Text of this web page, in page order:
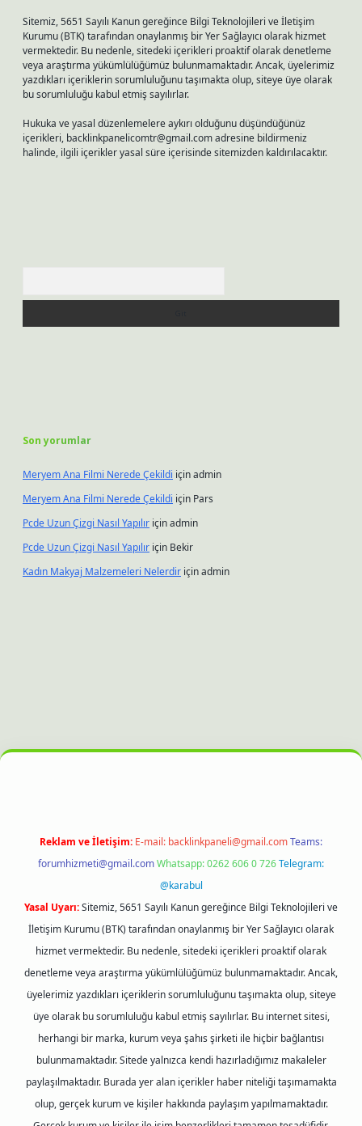
Sitemiz, 5651 Sayılı Kanun gereğince Bilgi Teknolojileri ve İletişim
Kurumu (BTK) tarafından onaylanmış bir Yer Sağlayıcı olarak hizmet
vermektedir. Bu nedenle, sitedeki içerikleri proaktif olarak denetleme
veya araştırma yükümlülüğümüz bulunmamaktadır. Ancak, üyelerimiz
yazdıkları içeriklerin sorumluluğunu taşımakta olup, siteye üye olarak
bu sorumluluğu kabul etmiş sayılırlar.
Hukuka ve yasal düzenlemelere aykırı olduğunu düşündüğünüz
içerikleri, backlinkpanelicomtr@gmail.comadresine bildirmeniz
halinde, ilgili içerikler yasal süre içerisinde sitemizden kaldırılacaktır.
Son yorumlar
Meryem Ana Filmi Nerede Çekildi içinadmin
Meryem Ana Filmi Nerede Çekildi için Pars
Pcde Uzun Çizgi Nasıl Yapılır içinadmin
Pcde Uzun Çizgi Nasıl Yapılır için Bekir
Kadın Makyaj Malzemeleri Nelerdir içinadmin
hiltonbet güncel giriş
Reklam ve İletişim: E-mail: backlinkpaneli@gmail.comTeams:
forumhizmeti@gmail.comWhatsapp: 0262 606 0 726Telegram:
@karabul
Yasal Uyarı:Sitemiz, 5651 Sayılı Kanun gereğince Bilgi Teknolojileri ve
İletişim Kurumu (BTK) tarafından onaylanmış bir Yer Sağlayıcı olarak
hizmet vermektedir. Bu nedenle, sitedeki içerikleri proaktif olarak
denetleme veya araştırma yükümlülüğümüz bulunmamaktadır. Ancak,
üyelerimiz yazdıkları içeriklerin sorumluluğunu taşımakta olup, siteye
üye olarak bu sorumluluğu kabul etmiş sayılırlar. Bu internet sitesi,
herhangi bir marka, kurum veya şahıs şirketi ile hiçbir bağlantısı
bulunmamaktadır. Sitede yalnızca kendi hazırladığımız makaleler
paylaşılmaktadır. Burada yer alan içerikler haber niteliği taşımamakta
olup, gerçek kurum ve kişiler hakkında paylaşım yapılmamaktadır.